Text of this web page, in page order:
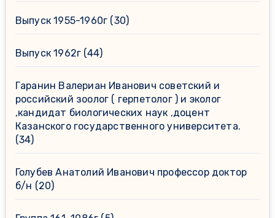
Выпуск 1955-1960г (30)
Выпуск 1962г (44)
Гаранин Валериан Иванович советский и
российский зоолог ( герпетолог ) и эколог
,кандидат биологических наук ,доцент
Казанского государственного университета.
(34)
Голубев Анатолий Иванович профессор доктор
б/н (20)